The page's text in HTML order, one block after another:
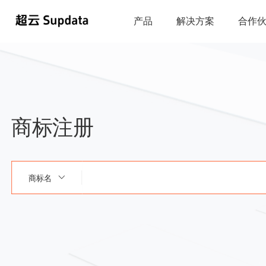
产品 解决方案 合作
商标注册
商标名